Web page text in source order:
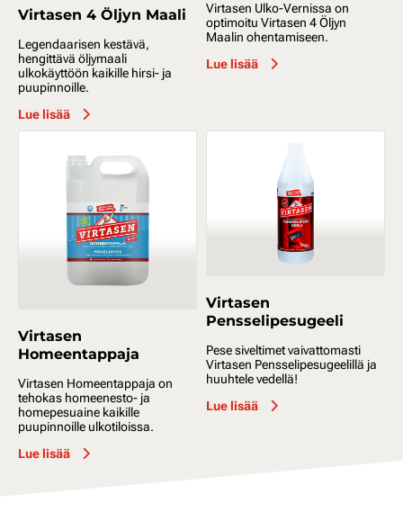
Virtasen 4 Öljyn Maali
Legendaarisen kestävä,
hengittävä öljymaali
ulkokäyttöön kaikille hirsi- ja
puupinnoille.
Lue lisää
Virtasen Ulko-Vernissa on
optimoitu Virtasen 4 Öljyn
Maalin ohentamiseen.
Lue lisää
Virtasen
Homeentappaja
Virtasen Homeentappaja on
tehokas homeenesto- ja
homepesuaine kaikille
puupinnoille ulkotiloissa.
Lue lisää
Virtasen
Pensselipesugeeli
Pese siveltimet vaivattomasti
Virtasen Pensselipesugeelillä ja
huuhtele vedellä!
Lue lisää